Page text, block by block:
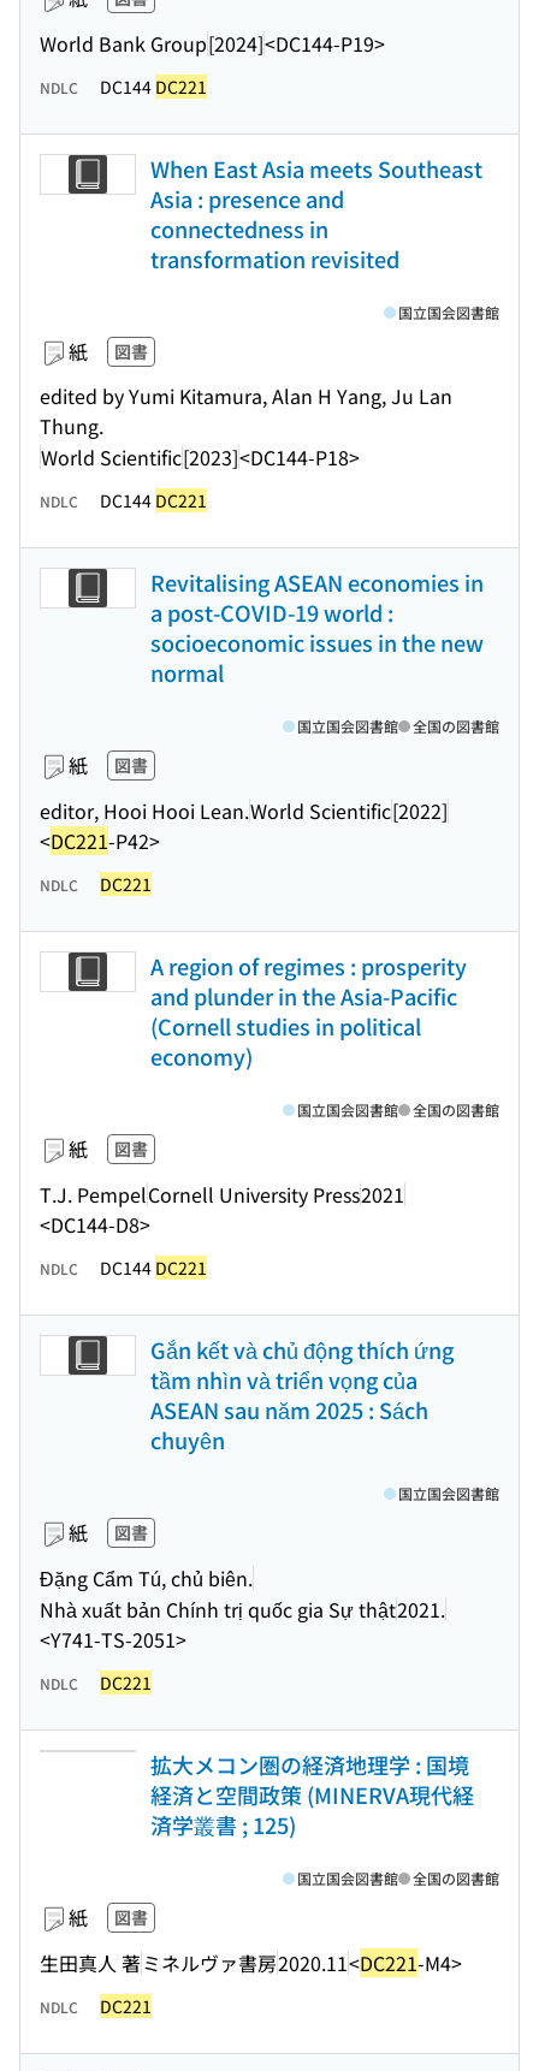
World Bank Group[2024]<DC144-P19>
NDLC DC144 DC221
When East Asia meets Southeast
Asia : presence and
connectedness in
transformation revisited
紙 図書
edited by Yumi Kitamura, Alan H Yang, Ju Lan
Thung.
World Scientific[2023]<DC144-P18>
国立国会図書館
NDLC DC144 DC221
Revitalising ASEAN economies in
a post-COVID-19 world :
socioeconomic issues in the new
normal
紙 図書
editor, Hooi Hooi Lean.World Scientific[2022]
<DC221-P42>
国立国会図書館 全国の図書館
NDLC DC221
A region of regimes : prosperity
and plunder in the Asia-Pacific
(Cornell studies in political
economy)
紙 図書
T.J. PempelCornell University Press2021
<DC144-D8>
国立国会図書館 全国の図書館
NDLC DC144 DC221
Gắn kết và chủ động thích ứng
tầm nhìn và triển vọng của
ASEAN sau năm 2025 : Sách
chuyên
紙 図書
Đặng Cẩm Tú, chủ biên.
Nhà xuất bản Chính trị quốc gia Sự thật2021.
<Y741-TS-2051>
国立国会図書館
NDLC DC221
拡大メコン圏の経済地理学 : 国境
経済と空間政策 (MINERVA現代経
済学叢書 ; 125)
紙 図書
生田真人 著ミネルヴァ書房2020.11<DC221-M4>
国立国会図書館 全国の図書館
NDLC DC221